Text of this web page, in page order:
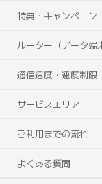
特典・キャンペーン
ルーター（データ端
通信速度・速度制限
サービスエリア
ご利用までの流れ
よくある質問